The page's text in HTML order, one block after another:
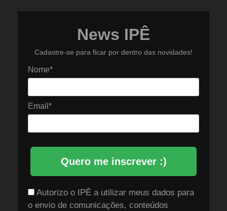
News IPÊ
Cadastre-se para ficar por dentro das novidades!
Nome*
Email*
Quero me inscrever :)
Autorizo o IPÊ a utilizar meus dados para
o envio de comunicações, conteúdos